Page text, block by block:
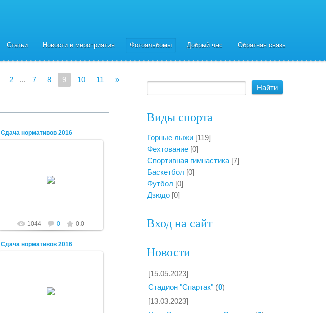
Статьи Новости и мероприятия Фотоальбомы Добрый час Обратная связь
2 ... 7 8 9 10 11 »
Сдача нормативов 2016
1044 0 0.0
Сдача нормативов 2016
Виды спорта
Горные лыжи [119]
Фехтование [0]
Спортивная гимнастика [7]
Баскетбол [0]
Футбол [0]
Дзюдо [0]
Вход на сайт
Новости
[15.05.2023]
Стадион "Спартак" (0)
[13.03.2023]